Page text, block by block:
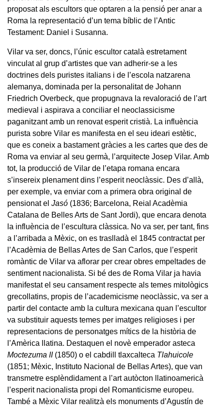
proposat als escultors que optaren a la pensió per anar a
Roma la representació d’un tema bíblic de l’Antic
Testament: Daniel i Susanna.
Vilar va ser, doncs, l’únic escultor català estretament
vinculat al grup d’artistes que van adherir-se a les
doctrines dels puristes italians i de l’escola natzarena
alemanya, dominada per la personalitat de Johann
Friedrich Overbeck, que propugnava la revaloració de l’art
medieval i aspirava a conciliar el neoclassicisme
paganitzant amb un renovat esperit cristià. La influència
purista sobre Vilar es manifesta en el seu ideari estètic,
que es coneix a bastament gràcies a les cartes que des de
Roma va enviar al seu germà, l’arquitecte Josep Vilar. Amb
tot, la producció de Vilar de l’etapa romana encara
s’insereix plenament dins l’esperit neoclàssic. Des d’allà,
per exemple, va enviar com a primera obra original de
pensionat el Jasó (1836; Barcelona, Reial Acadèmia
Catalana de Belles Arts de Sant Jordi), que encara denota
la influència de l’escultura clàssica. No va ser, per tant, fins
a l’arribada a Mèxic, on es traslladà el 1845 contractat per
l’Acadèmia de Bellas Artes de San Carlos, que l’esperit
romàntic de Vilar va aflorar per crear obres empeltades de
sentiment nacionalista. Si bé des de Roma Vilar ja havia
manifestat el seu cansament respecte als temes mitològics
grecollatins, propis de l’academicisme neoclàssic, va ser a
partir del contacte amb la cultura mexicana quan l’escultor
va substituir aquests temes per imatges religioses i per
representacions de personatges mítics de la història de
l’Amèrica llatina. Destaquen el novè emperador asteca
Moctezuma II(1850) o el cabdill tlaxcalteca Tlahuicole
(1851; Mèxic, Instituto Nacional de Bellas Artes), que van
transmetre esplèndidament a l’art autòcton llatinoamericà
l’esperit nacionalista propi del Romanticisme europeu.
També a Mèxic Vilar realitzà els monuments d’Agustín de